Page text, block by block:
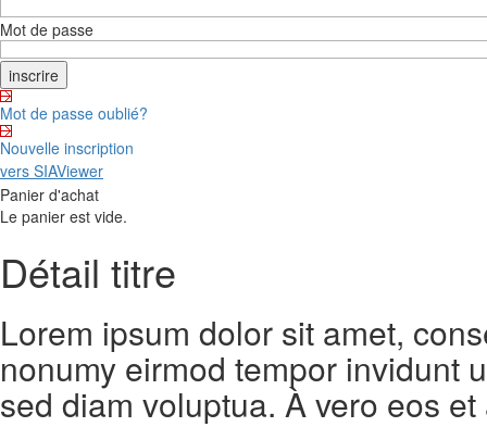
Mot de passe
Mot de passe oublié?
Nouvelle inscription
vers SIAViewer
Panier d'achat
Le panier est vide.
Détail titre
Lorem ipsum dolor sit amet,
nonumy eirmod tempor invidunt
sed diam voluptua. À vero eos